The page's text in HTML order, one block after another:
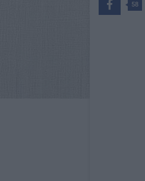
58